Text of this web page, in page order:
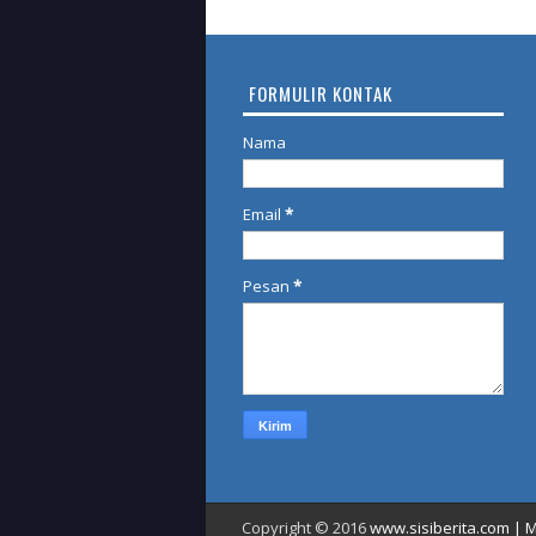
FORMULIR KONTAK
Nama
Email *
Pesan *
Copyright © 2016www.sisiberita.com |